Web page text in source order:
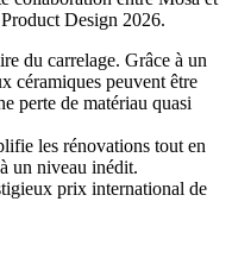
Design 2026.
du carrelage. Grâce à un
céramiques peuvent être
perte de matériau quasi
les rénovations tout en
un niveau inédit.
prix international de